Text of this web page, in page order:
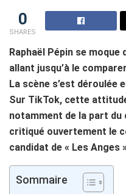
0
SHARES
Raphaël Pépin se moque
allant jusqu’à le
La scène s’est déroulée
Sur TikTok, cette
notamment de la part du
critiqué ouvertement le
candidat de « Les Anges
Sommaire